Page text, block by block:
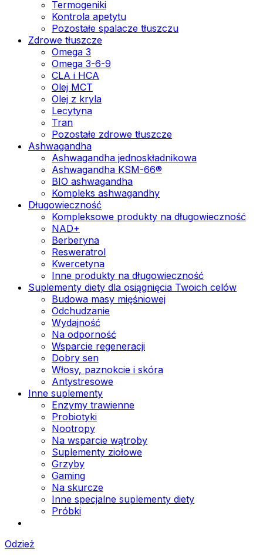
Termogeniki
Kontrola apetytu
Pozostałe spalacze tłuszczu
Zdrowe tłuszcze
Omega 3
Omega 3-6-9
CLA i HCA
Olej MCT
Olej z kryla
Lecytyna
Tran
Pozostałe zdrowe tłuszcze
Ashwagandha
Ashwagandha jednoskładnikowa
Ashwagandha KSM-66®
BIO ashwagandha
Kompleks ashwagandhy
Długowieczność
Kompleksowe produkty na długowieczność
NAD+
Berberyna
Resweratrol
Kwercetyna
Inne produkty na długowieczność
Suplementy diety dla osiągnięcia Twoich celów
Budowa masy mięśniowej
Odchudzanie
Wydajność
Na odporność
Wsparcie regeneracji
Dobry sen
Włosy, paznokcie i skóra
Antystresowe
Inne suplementy
Enzymy trawienne
Probiotyki
Nootropy
Na wsparcie wątroby
Suplementy ziołowe
Grzyby
Gaming
Na skurcze
Inne specjalne suplementy diety
Próbki
Odzież